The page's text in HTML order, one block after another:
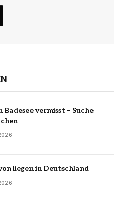
Badesee vermisst – Suche
liegen in Deutschland